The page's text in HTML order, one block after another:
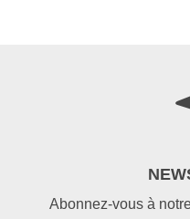
Abonnez-vous à